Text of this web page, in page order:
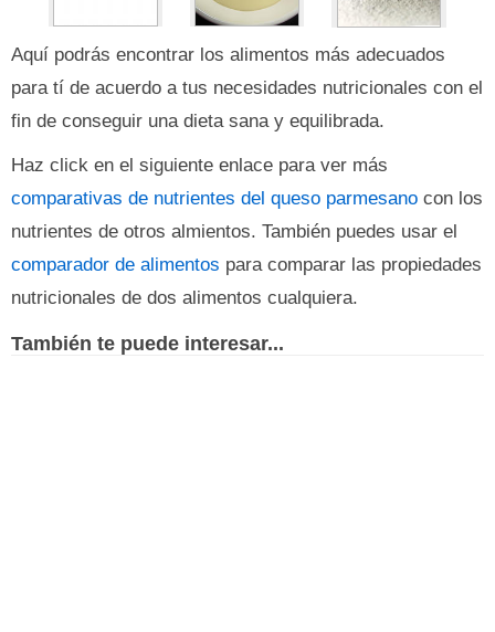
Aquí podrás encontrar los alimentos más adecuados
para tí de acuerdo a tus necesidades nutricionales con el
fin de conseguir una dieta sana y equilibrada.
Haz click en el siguiente enlace para ver más
comparativas de nutrientes del queso parmesano con los
nutrientes de otros almientos. También puedes usar el
comparador de alimentos para comparar las propiedades
nutricionales de dos alimentos cualquiera.
También te puede interesar...